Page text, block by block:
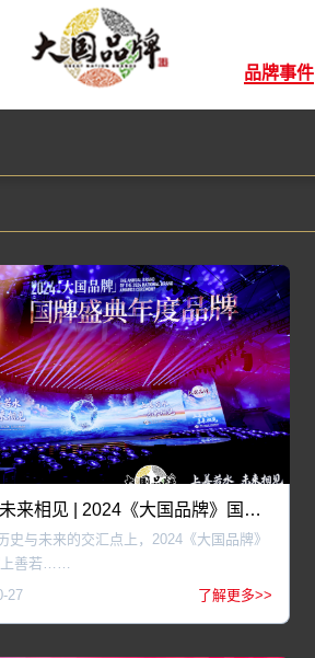
品牌事件
上善若水 未来相见 | 2024《大国品牌》国牌盛典圆满落幕
史与未来的交汇点上，2024《大国品牌》
上善若……
27
了解更多>>